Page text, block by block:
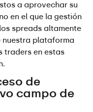
a aprovechar su
en el que la gestión
spreads altamente
nuestra plataforma
traders en estas
de
campo de